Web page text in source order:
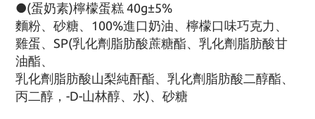
●(蛋奶素)檸檬蛋糕 40g±5%
麵粉、砂糖、100%進口奶油、檸檬口味巧克力、
雞蛋、SP(乳化劑脂肪酸蔗糖酯、乳化劑脂肪酸甘
油酯、
乳化劑脂肪酸山梨純酐酯、乳化劑脂肪酸二醇酯、
丙二醇，-D-山林醇、水)、砂糖